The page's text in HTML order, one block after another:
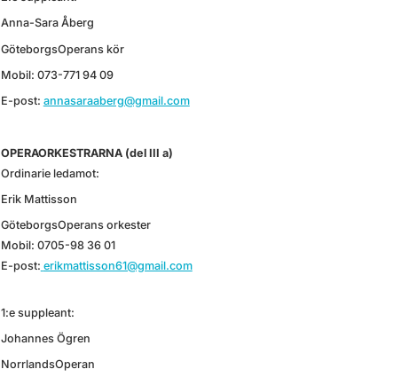
Anna-Sara Åberg
GöteborgsOperans kör
Mobil: 073-771 94 09
E-post: annasaraaberg@gmail.com
OPERAORKESTRARNA (del III a)
Ordinarie ledamot:
Erik Mattisson
GöteborgsOperans orkester
Mobil: 0705-98 36 01
E-post: erikmattisson61@gmail.com
1:e suppleant:
Johannes Ögren
NorrlandsOperan